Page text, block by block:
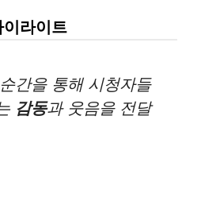
라이트
간을 통해 시청자들
감동과 웃음을 전달